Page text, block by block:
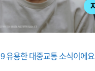
9유용한 대중교통 소식이에요